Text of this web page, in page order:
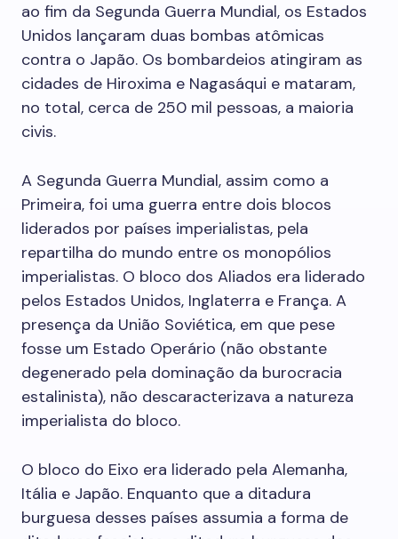
ao fim da Segunda Guerra Mundial, os Estados
Unidos lançaram duas bombas atômicas
contra o Japão. Os bombardeios atingiram as
cidades de Hiroxima e Nagasáqui e mataram,
no total, cerca de 250 mil pessoas, a maioria
civis.
A Segunda Guerra Mundial, assim como a
Primeira, foi uma guerra entre dois blocos
liderados por países imperialistas, pela
repartilha do mundo entre os monopólios
imperialistas. O bloco dos Aliados era liderado
pelos Estados Unidos, Inglaterra e França. A
presença da União Soviética, em que pese
fosse um Estado Operário (não obstante
degenerado pela dominação da burocracia
estalinista), não descaracterizava a natureza
imperialista do bloco.
O bloco do Eixo era liderado pela Alemanha,
Itália e Japão. Enquanto que a ditadura
burguesa desses países assumia a forma de